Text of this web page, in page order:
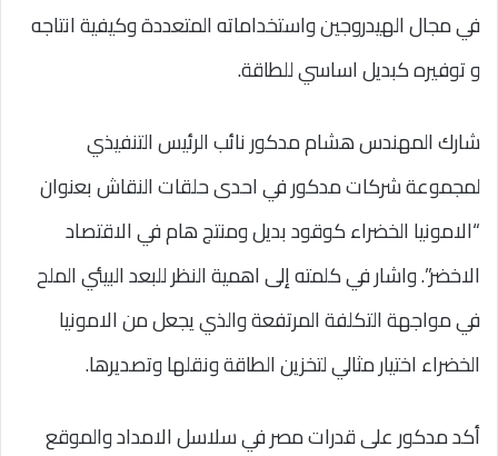
في مجال الهيدروجين واستخداماته المتعددة وكيفية انتاجه
و توفيره كبديل اساسي للطاقة.
شارك المهندس هشام مدكور نائب الرئيس التنفيذي
لمجموعة شركات مدكور في احدى حلقات النقاش بعنوان
“الامونيا الخضراء كوقود بديل ومنتج هام في الاقتصاد
الاخضر”. واشار في كلمته إلى اهمية النظر للبعد البيئي الملح
في مواجهة التكلفة المرتفعة والذي يجعل من الامونيا
الخضراء اختيار مثالي لتخزين الطاقة ونقلها وتصديرها.
أكد مدكور على قدرات مصر في سلاسل الامداد والموقع